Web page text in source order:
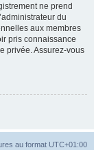
ne prend
du
aux membres
pris connaissance
privée. Assurez-vous
au format UTC+01:00